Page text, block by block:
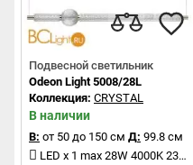
Подвесной светильник
Odeon Light 5008/28L
Коллекция: CRYSTAL
В наличии
В: от 50 до 150 см Д: 99.8 см
LED x 1 max 28W 4000K 2340Lm